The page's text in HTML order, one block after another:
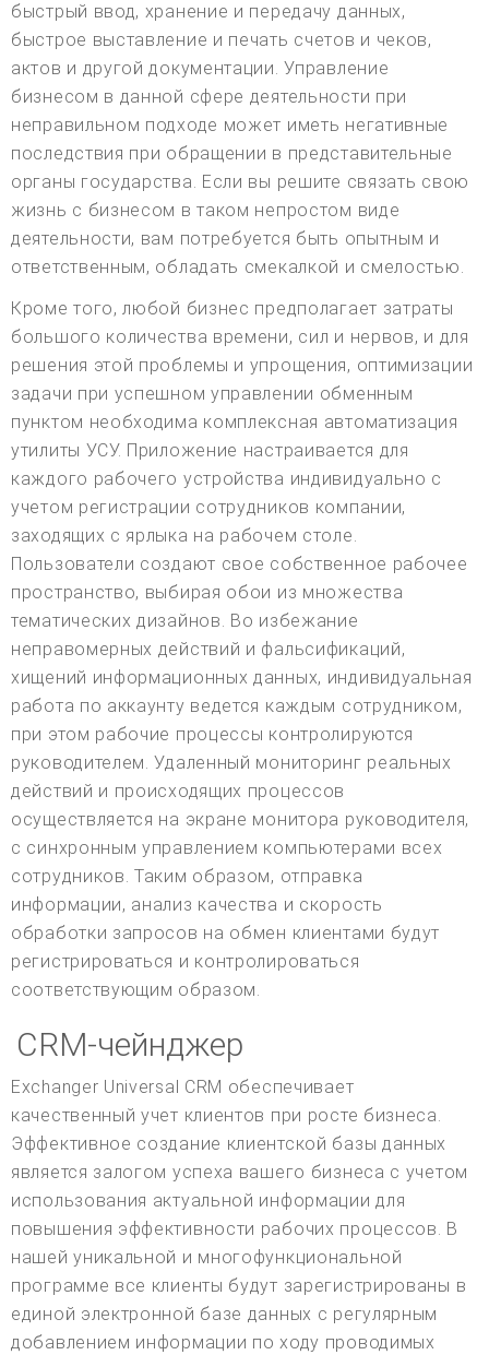
быстрый ввод, хранение и передачу данных,
быстрое выставление и печать счетов и чеков,
актов и другой документации. Управление
бизнесом в данной сфере деятельности при
неправильном подходе может иметь негативные
последствия при обращении в представительные
органы государства. Если вы решите связать свою
жизнь с бизнесом в таком непростом виде
деятельности, вам потребуется быть опытным и
ответственным, обладать смекалкой и смелостью.
Кроме того, любой бизнес предполагает затраты
большого количества времени, сил и нервов, и для
решения этой проблемы и упрощения, оптимизации
задачи при успешном управлении обменным
пунктом необходима комплексная автоматизация
утилиты УСУ. Приложение настраивается для
каждого рабочего устройства индивидуально с
учетом регистрации сотрудников компании,
заходящих с ярлыка на рабочем столе.
Пользователи создают свое собственное рабочее
пространство, выбирая обои из множества
тематических дизайнов. Во избежание
неправомерных действий и фальсификаций,
хищений информационных данных, индивидуальная
работа по аккаунту ведется каждым сотрудником,
при этом рабочие процессы контролируются
руководителем. Удаленный мониторинг реальных
действий и происходящих процессов
осуществляется на экране монитора руководителя,
с синхронным управлением компьютерами всех
сотрудников. Таким образом, отправка
информации, анализ качества и скорость
обработки запросов на обмен клиентами будут
регистрироваться и контролироваться
соответствующим образом.
CRM-чейнджер
Exchanger Universal CRM обеспечивает
качественный учет клиентов при росте бизнеса.
Эффективное создание клиентской базы данных
является залогом успеха вашего бизнеса с учетом
использования актуальной информации для
повышения эффективности рабочих процессов. В
нашей уникальной и многофункциональной
программе все клиенты будут зарегистрированы в
единой электронной базе данных с регулярным
добавлением информации по ходу проводимых